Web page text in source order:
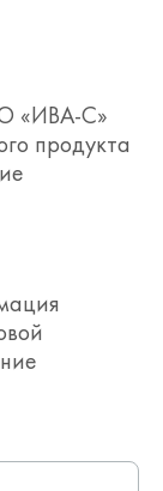
учет
«ИВА-С»
продукта